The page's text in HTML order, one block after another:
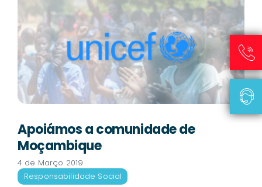
Apoiámos a comunidade de
Moçambique
4 de Março 2019
Responsabilidade Social